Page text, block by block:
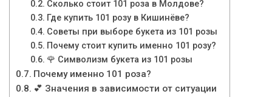
Сколько стоит 101 роза в Молдове?
Где купить 101 розу в Кишинёве?
Советы при выборе букета из 101 розы
Почему стоит купить именно 101 розу?
🌹 Символизм букета из 101 розы
Почему именно 101 роза?
💕 Значения в зависимости от ситуации